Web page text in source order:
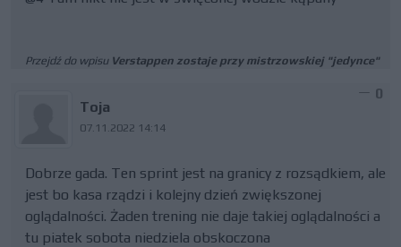
Przejdź do wpisu Verstappen zostaje przy mistrzowskiej "jedynce"
Toja
07.11.2022 14:14
0
Dobrze gada. Ten sprint jest na granicy z rozsądkiem, ale
jest bo kasa rządzi i kolejny dzień zwiększonej
oglądalności. Żaden trening nie daje takiej oglądalności a
tu piatek sobota niedziela obskoczona